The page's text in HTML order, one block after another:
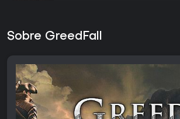
Sobre GreedFall